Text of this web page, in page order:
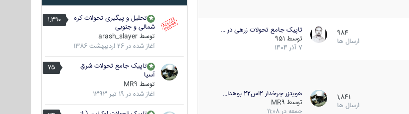
984
ارسال ها
تاپیک جامع تحولات زرهی در …
توسط 951
7 آذر 1404
1,841
ارسال ها
هویتزر چرخدار 2اس22 بوهدا…
توسط MR9
جمعه در 11:08
1,390
تحلیل و پیگیری تحولات کره
شمالی و جنوبی
توسط arash_slayer
آغاز شده در 26 اردیبهشت 1386
75
تاپیک جامع تحولات شرق
آسیا
توسط MR9
آغاز شده در 19 تیر 1393